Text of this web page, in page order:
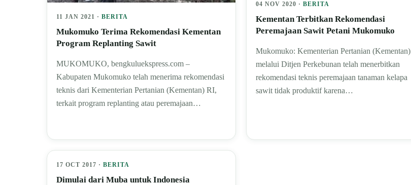
11 JAN 2021 · BERITA
Mukomuko Terima Rekomendasi Kementan
Program Replanting Sawit
MUKOMUKO, bengkuluekspress.com –
Kabupaten Mukomuko telah menerima rekomendasi
teknis dari Kementerian Pertanian (Kementan) RI,
terkait program replanting atau peremajaan…
04 NOV 2020 ·BERITA
Kementan Terbitkan Rekomendasi
Peremajaan Sawit Petani Mukomuko
Mukomuko: Kementerian Pertanian (Kementan)
melalui Ditjen Perkebunan telah menerbitkan
rekomendasi teknis peremajaan tanaman kelapa
sawit tidak produktif karena…
17 OCT 2017 · BERITA
Dimulai dari Muba untuk Indonesia